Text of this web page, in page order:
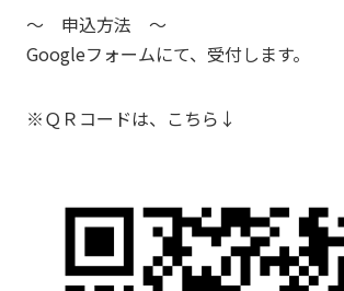
～ 申込方法 ～
Googleフォームにて、受付します。
※ＱＲコードは、こちら↓